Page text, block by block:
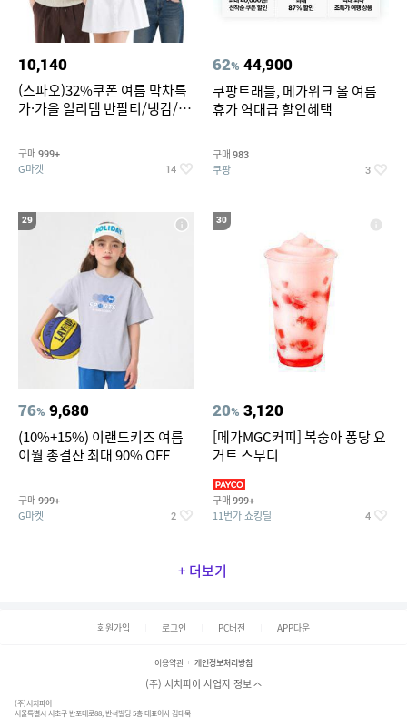
10,140
(스파오)32%쿠폰 여름 막차특
가·가을 얼리템 반팔티/냉감/반
건 외 ~74%OFF
구매 999+
G마켓 14
62% 44,900
쿠팡트래블, 메가위크 올 여름
휴가 역대급 할인혜택
구매 983
쿠팡 3
29
76% 9,680
(10%+15%) 이랜드키즈 여름
이월 총결산 최대 90% OFF
구매 999+
G마켓 2
30
20% 3,120
[메가MGC커피] 복숭아 퐁당 요
거트 스무디
구매 999+
11번가 쇼킹딜 4
+ 더보기
회원가입 로그인 PC버전 APP다운
이용약관 개인정보처리방침
(주) 서치파이 사업자 정보
(주)서치파이
서울특별시 서초구 반포대로88, 반석빌딩 5층 대표이사 김태묵